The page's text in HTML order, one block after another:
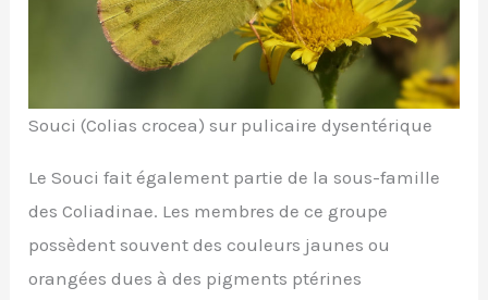
Souci (Colias crocea) sur pulicaire dysentérique
Le Souci fait également partie de la sous-famille
des Coliadinae. Les membres de ce groupe
possèdent souvent des couleurs jaunes ou
orangées dues à des pigments ptérines